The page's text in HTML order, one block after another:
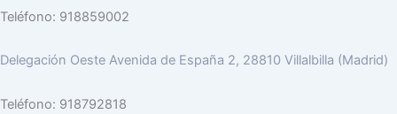
Teléfono: 918859002
Delegación Oeste Avenida de España 2, 28810 Villalbilla (Madrid)
Teléfono: 918792818